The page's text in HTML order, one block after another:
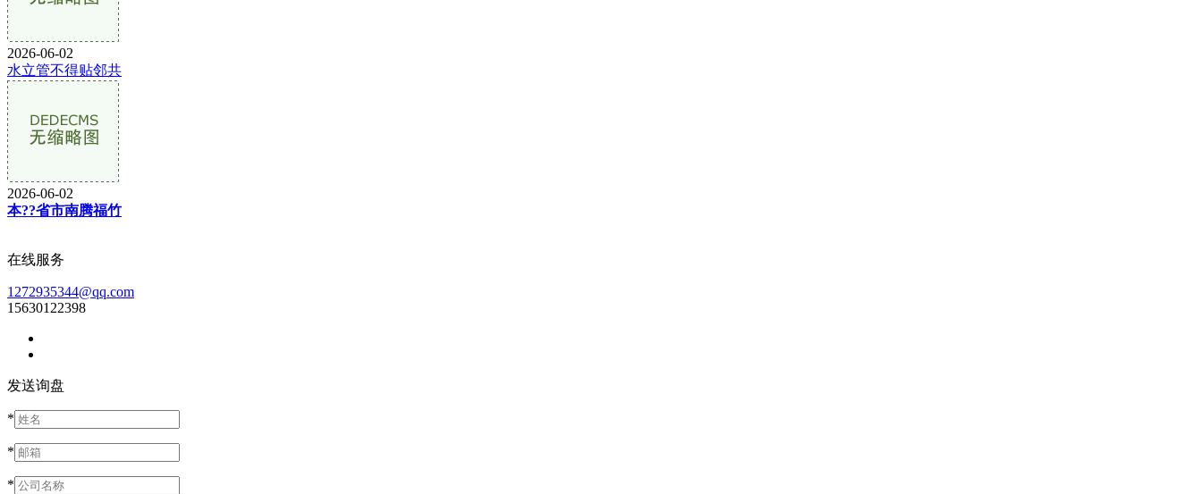
2026-06-02
水立管不得贴邻共
2026-06-02
本??省市南腾福竹
在线服务
1272935344@qq.com
15630122398
发送询盘
*
*
*